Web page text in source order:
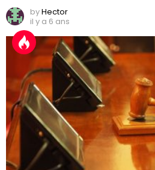
byHector
il y a 6 ans